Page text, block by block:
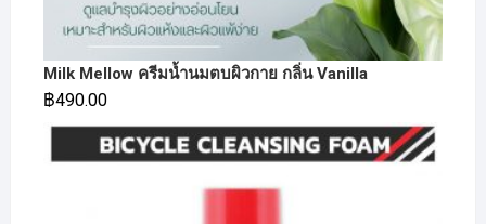
Milk Mellow ครีมน้ำนมตบผิวกาย กลิ่น Vanilla
฿490.00